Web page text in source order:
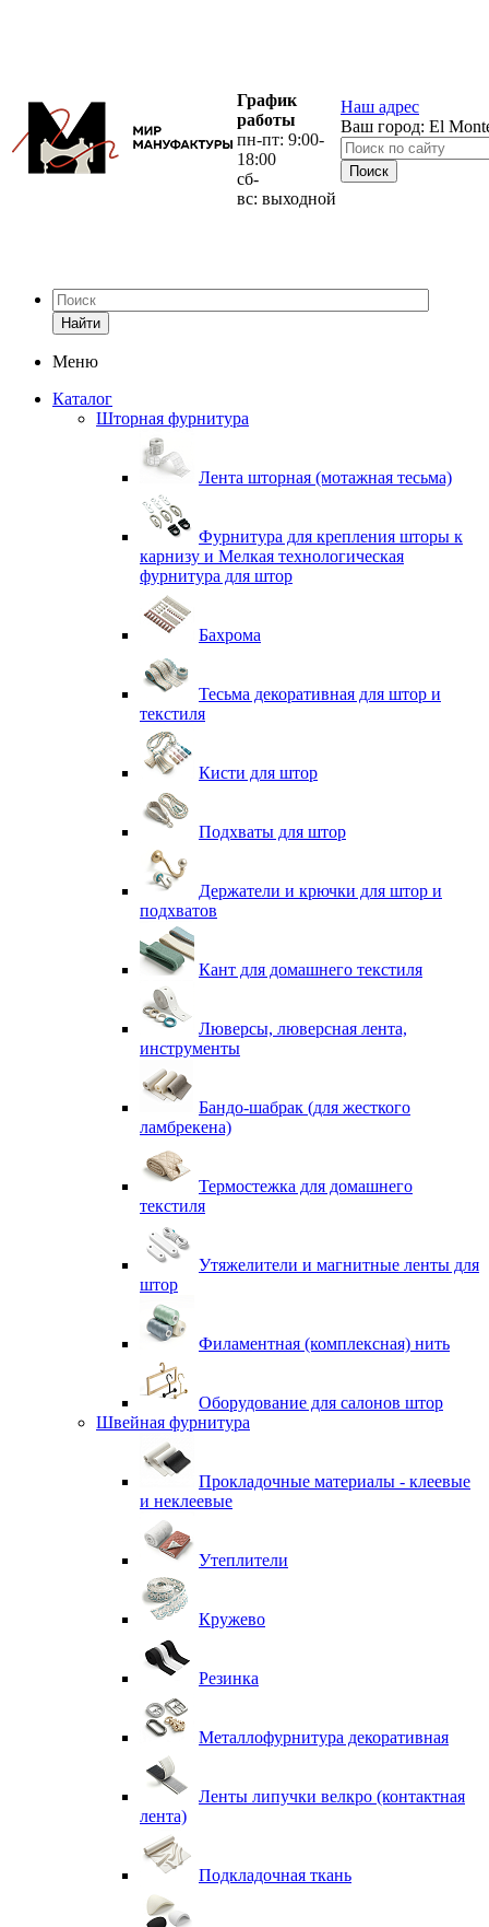
График
работы
пн-пт: 9:00-
18:00
сб-
вс: выходной
Наш адрес
Ваш город: El
Найти
Меню
Каталог
Шторная фурнитура
Лента шторная (мотажная тесьма)
Фурнитура для крепления шторы к
карнизу и Мелкая технологическая
фурнитура для штор
Бахрома
Тесьма декоративная для штор и
текстиля
Кисти для штор
Подхваты для штор
Держатели и крючки для штор и
подхватов
Кант для домашнего текстиля
Люверсы, люверсная лента,
инструменты
Бандо-шабрак (для жесткого
ламбрекена)
Термостежка для домашнего
текстиля
Утяжелители и магнитные ленты для
штор
Филаментная (комплексная) нить
Оборудование для салонов штор
Швейная фурнитура
Прокладочные материалы - клеевые
и неклеевые
Утеплители
Кружево
Резинка
Металлофурнитура декоративная
Ленты липучки велкро (контактная
лента)
Подкладочная ткань